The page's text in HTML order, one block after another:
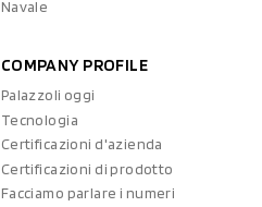
Navale
COMPANY PROFILE
Palazzoli oggi
Tecnologia
Certificazioni d'azienda
Certificazioni di prodotto
Facciamo parlare i numeri